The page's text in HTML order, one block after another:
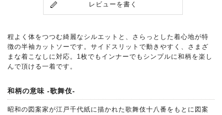
レビューを書く
程よく体をつつむ綺麗なシルエットと、さらっとした着心地が特
徴の半袖カットソーです。サイドスリットで動きやすく、さまざ
まな着こなしに対応。1枚でもインナーでもシンプルに和柄を楽し
んで頂ける一着です。
和柄の意味 -歌舞伎-
昭和の図案家が江戸千代紙に描かれた歌舞伎十八番をもとに図案